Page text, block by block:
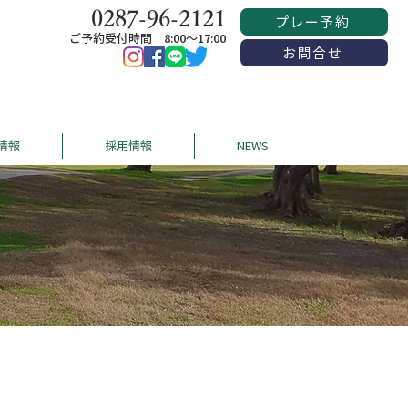
0287-96-2121
ご予約受付時間 8:00〜17:00
プレー予約
お問合せ
報 採用情報 NEWS